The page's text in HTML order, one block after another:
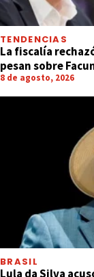
TENDENCIAS
La fiscalía
pesan sobre
8 de agosto, 2026
BRASIL
Lula da Silva